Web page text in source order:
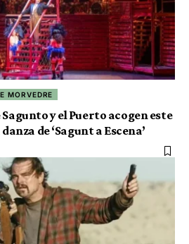
MORVEDRE
y el Puerto acogen este
de ‘Sagunt a Escena’